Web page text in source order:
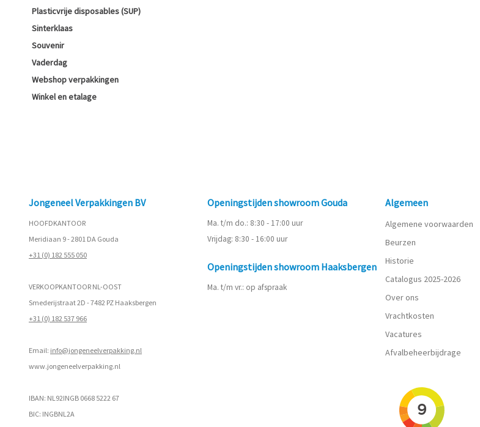
Plasticvrije disposables (SUP)
Sinterklaas
Souvenir
Vaderdag
Webshop verpakkingen
Winkel en etalage
Jongeneel Verpakkingen BV
HOOFDKANTOOR
Meridiaan 9 - 2801 DA Gouda
+31 (0) 182 555 050
VERKOOPKANTOOR NL-OOST
Smederijstraat 2D - 7482 PZ Haaksbergen
+31 (0) 182 537 966
Email: info@jongeneelverpakking.nl
www.jongeneelverpakking.nl
IBAN: NL92INGB 0668 5222 67
BIC: INGBNL2A
Openingstijden showroom Gouda
Ma. t/m do.: 8:30 - 17:00 uur
Vrijdag: 8:30 - 16:00 uur
Openingstijden showroom Haaksbergen
Ma. t/m vr.: op afspraak
Algemeen
Algemene voorwaarden
Beurzen
Historie
Catalogus 2025-2026
Over ons
Vrachtkosten
Vacatures
Afvalbeheerbijdrage